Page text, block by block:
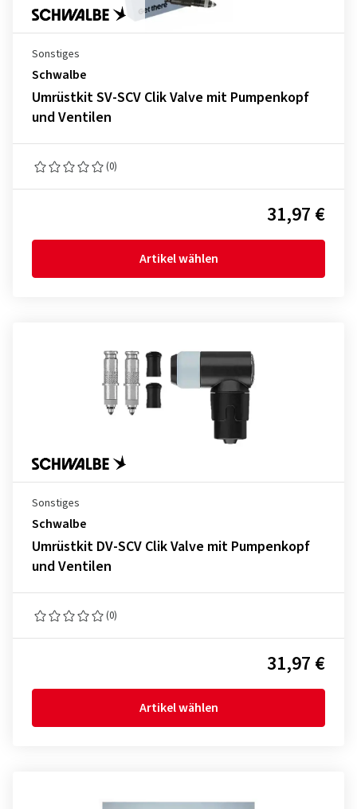
Sonstiges
Schwalbe
Umrüstkit SV-SCV Clik Valve mit Pumpenkopf
und Ventilen
(0)
31,97 €
Artikel wählen
Sonstiges
Schwalbe
Umrüstkit DV-SCV Clik Valve mit Pumpenkopf
und Ventilen
(0)
31,97 €
Artikel wählen